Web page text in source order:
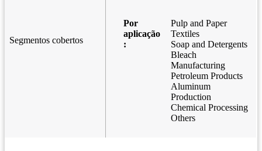
Segmentos cobertos
Por
aplicação
:
Pulp and Paper
Textiles
Soap and Detergents
Bleach
Manufacturing
Petroleum Products
Aluminum
Production
Chemical Processing
Others